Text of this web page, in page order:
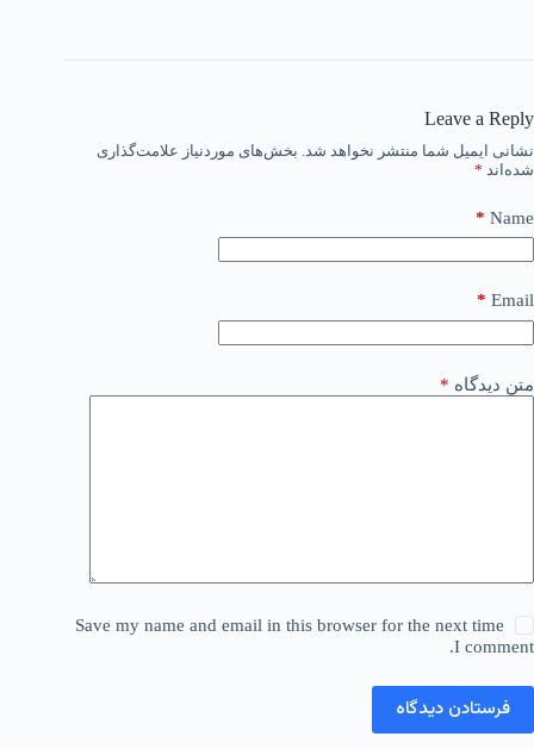
Leave a Reply
نشانی ایمیل شما منتشر نخواهد شد. بخش‌های موردنیاز علامت‌گذاری
شده‌اند *
Name
*
Email
*
متن دیدگاه *
Save my name and email in this browser for the next time
I comment.
فرستادن دیدگاه